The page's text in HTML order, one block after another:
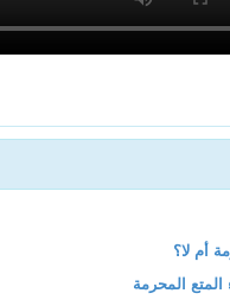
أم لا؟
المتع المحرمة